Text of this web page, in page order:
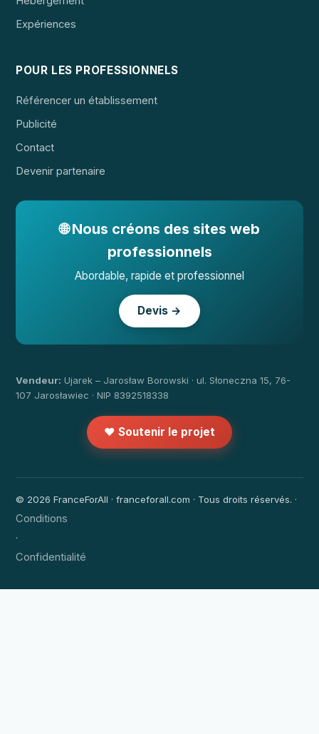
Expériences
POUR LES PROFESSIONNELS
Référencer un établissement
Publicité
Contact
Devenir partenaire
🌐 Nous créons des sites web
professionnels
Abordable, rapide et professionnel
Devis →
Vendeur: Ujarek – Jarosław Borowski · ul. Słoneczna 15, 76-
107 Jarosławiec · NIP 8392518338
❤️ Soutenir le projet
© 2026 FranceForAll · franceforall.com · Tous droits réservés. ·
Conditions
·
Confidentialité